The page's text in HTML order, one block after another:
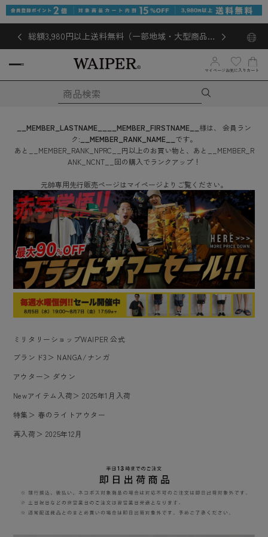
総額3,980円以上送料無料（一部地域・大型商品対
象外あり）
マイページ お気に入り カート
__MEMBER_LASTNAME__ __MEMBER_FIRSTNAME__ 様は、
会員ラン
ク: __MEMBER_RANK_NAME__ です。
あと
__MEMBER_RANK_NPRC__ 円以上のお買い物と、あと
__MEMBER_R
ANK_NCNT__ 回の購入でランクアップ！
元帥専用先行販売ページはマイページよりご覧ください。
ミリタリーショップWAIPER 公式
ブランド3 ＞ NANGA/ナンガ
アウター＞ ダウン
Newアイテム入荷＞2025年1月入荷
特集 ＞ 春のライトアウター
再入荷＞ 2025年12月